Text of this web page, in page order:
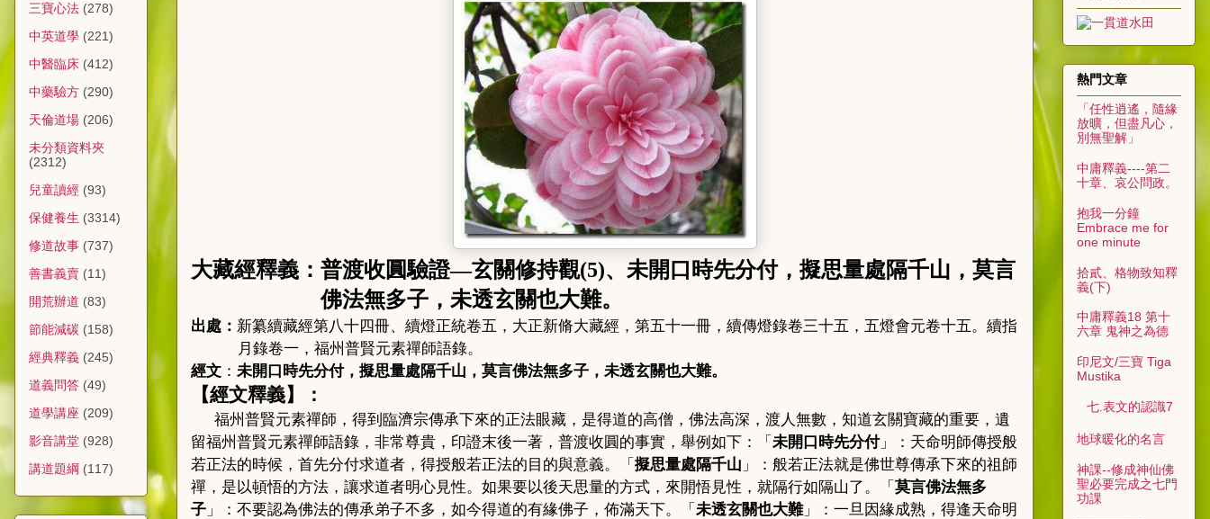
大藏經釋義：普渡收圓驗證—玄關修持觀(5)、 未開口時先分付，擬思量處隔千山，莫言
佛法無多子，未透玄關也大難。
出處： 新纂續藏經第八十四冊、續燈正統卷五，大正新脩大藏經，第五十一冊，續傳燈錄卷三十五，五燈會元卷十五。續指
月錄卷一，福州普賢元素禪師語錄。
經文 ： 未開口時先分付，擬思量處隔千山，莫言佛法無多子，未透玄關也大難。
【經文釋義】 ：
福州普賢元素禪師，得到臨濟宗傳承下來的正法眼藏，是得道的高僧，佛法高深，渡人無數，知道玄關寶藏的重要，遺
留福州普賢元素禪師語錄，非常尊貴，印證末後一著， 普渡收圓的事實 ，舉例如下：「 未開口時先分付」：天命明師傳授般
若正法的時候，首先分付求道者，得授般若正法的目的與意義。「 擬思量處隔千山 」：般若正法就是佛世尊傳承下來的祖師
禪，是以頓悟的方法，讓求道者明心見性。如果要以後天思量的方式，來開悟見性，就隔行如隔山了。「 莫言佛法無多
子 」：不要認為佛法的傳承弟子不多，如今得道的有緣佛子，佈滿天下。「 未透玄關也大難」：一旦因緣成熟，得逢天命明
三寶心法 (278)
中英道學 (221)
中醫臨床 (412)
中藥驗方 (290)
天倫道場 (206)
未分類資料夾
(2312)
兒童讀經 (93)
保健養生 (3314)
修道故事 (737)
善書義賣 (11)
開荒辦道 (83)
節能減碳 (158)
經典釋義 (245)
道義問答 (49)
道學講座 (209)
影音講堂 (928)
講道題綱 (117)
熱門文章
「任性逍遙，隨緣
放曠，但盡凡心，
別無聖解」
中庸釋義----第二
十章、哀公問政。
抱我一分鐘
Embrace me for
one minute
拾貳、格物致知釋
義(下)
中庸釋義18 第十
六章 鬼神之為德
印尼文/三寶 Tiga
Mustika
七.表文的認識7
地球暖化的名言
神課--修成神仙佛
聖必要完成之七門
功課